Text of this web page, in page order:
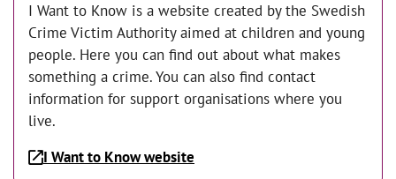
I Want to Know is a website created by the Swedish
Crime Victim Authority aimed at children and young
people. Here you can find out about what makes
something a crime. You can also find contact
information for support organisations where you
live.
I Want to Know website